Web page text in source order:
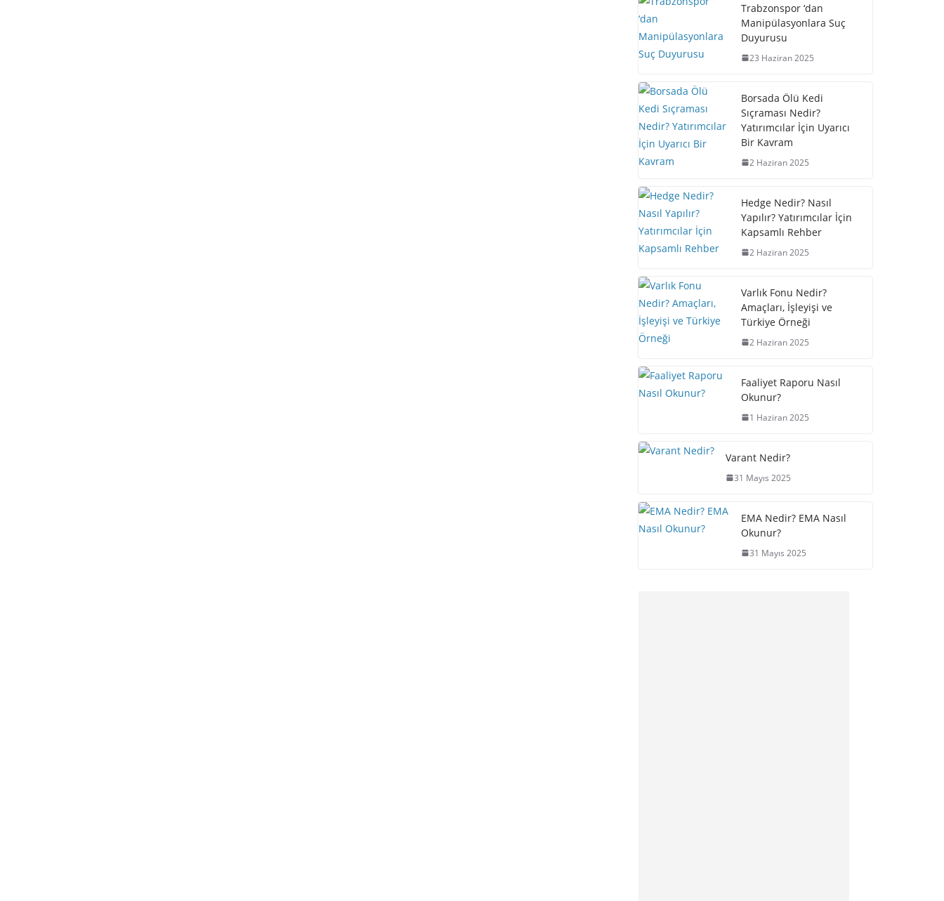
Trabzonspor ‘dan
Manipülasyonlara Suç
Duyurusu
23 Haziran 2025
Borsada Ölü Kedi
Sıçraması Nedir?
Yatırımcılar İçin Uyarıcı
Bir Kavram
2 Haziran 2025
Hedge Nedir? Nasıl
Yapılır? Yatırımcılar İçin
Kapsamlı Rehber
2 Haziran 2025
Varlık Fonu Nedir?
Amaçları, İşleyişi ve
Türkiye Örneği
2 Haziran 2025
Faaliyet Raporu Nasıl
Okunur?
1 Haziran 2025
Varant Nedir?
31 Mayıs 2025
EMA Nedir? EMA Nasıl
Okunur?
31 Mayıs 2025